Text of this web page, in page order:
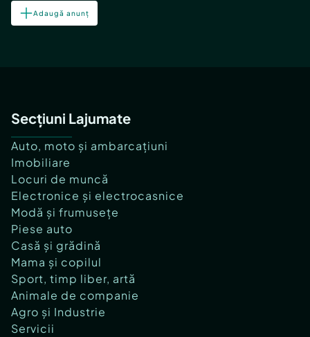
Adaugă anunț
Secțiuni Lajumate
Auto, moto și ambarcațiuni
Imobiliare
Locuri de muncă
Electronice și electrocasnice
Modă și frumusețe
Piese auto
Casă și grădină
Mama și copilul
Sport, timp liber, artă
Animale de companie
Agro și Industrie
Servicii